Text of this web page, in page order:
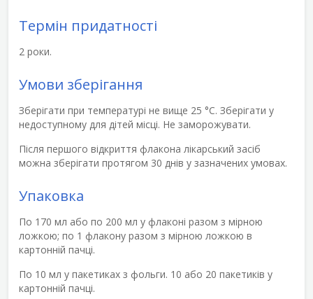
Термін придатності
2 роки.
Умови зберігання
Зберігати при температурі не вище 25 °С. Зберігати у
недоступному для дітей місці. Не заморожувати.
Після першого відкриття флакона лікарський засіб
можна зберігати протягом 30 днів у зазначених умовах.
Упаковка
По 170 мл або по 200 мл у флаконі разом з мірною
ложкою; по 1 флакону разом з мірною ложкою в
картонній пачці.
По 10 мл у пакетиках з фольги. 10 або 20 пакетиків у
картонній пачці.